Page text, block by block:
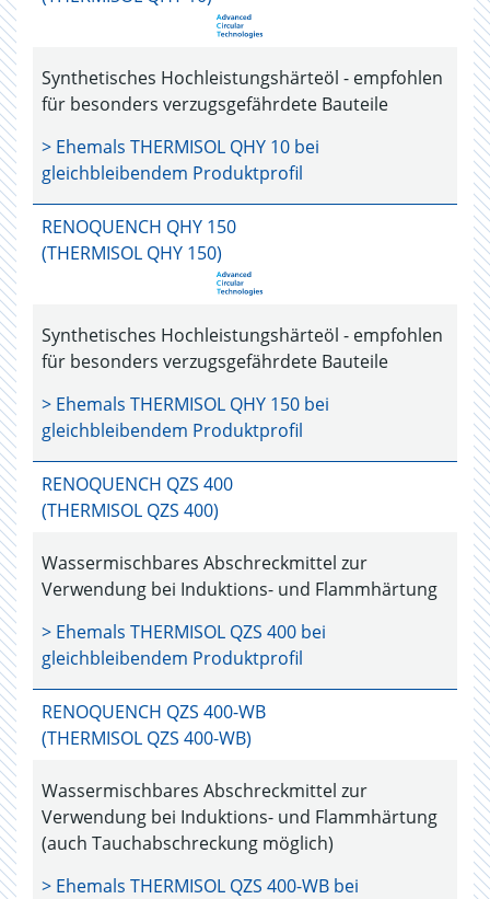
Synthetisches Hochleistungshärteöl - empfohlen
für besonders verzugsgefährdete Bauteile
> Ehemals THERMISOL QHY 10 bei
gleichbleibendem Produktprofil
RENOQUENCH QHY 150
(THERMISOL QHY 150)
Synthetisches Hochleistungshärteöl - empfohlen
für besonders verzugsgefährdete Bauteile
> Ehemals THERMISOL QHY 150 bei
gleichbleibendem Produktprofil
RENOQUENCH QZS 400
(THERMISOL QZS 400)
Wassermischbares Abschreckmittel zur
Verwendung bei Induktions- und Flammhärtung
> Ehemals THERMISOL QZS 400 bei
gleichbleibendem Produktprofil
RENOQUENCH QZS 400-WB
(THERMISOL QZS 400-WB)
Wassermischbares Abschreckmittel zur
Verwendung bei Induktions- und Flammhärtung
(auch Tauchabschreckung möglich)
> Ehemals THERMISOL QZS 400-WB bei